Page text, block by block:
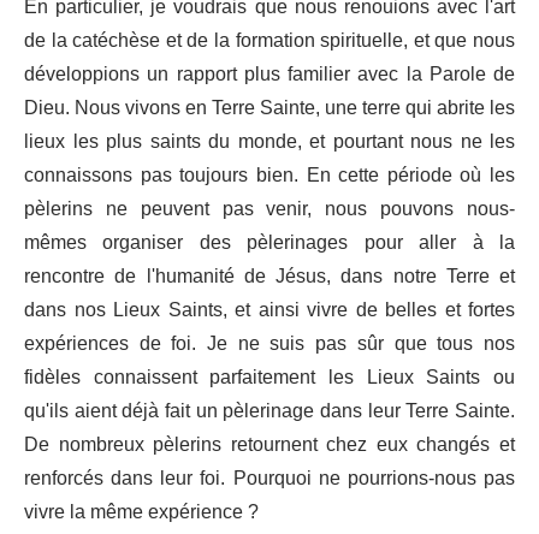
de la catéchèse et de la formation spirituelle, et que nous
développions un rapport plus familier avec la Parole de
Dieu. Nous vivons en Terre Sainte, une terre qui abrite les
lieux les plus saints du monde, et pourtant nous ne les
connaissons pas toujours bien. En cette période où les
pèlerins ne peuvent pas venir, nous pouvons nous-
mêmes organiser des pèlerinages pour aller à la
rencontre de l'humanité de Jésus, dans notre Terre et
dans nos Lieux Saints, et ainsi vivre de belles et fortes
expériences de foi. Je ne suis pas sûr que tous nos
fidèles connaissent parfaitement les Lieux Saints ou
qu'ils aient déjà fait un pèlerinage dans leur Terre Sainte.
De nombreux pèlerins retournent chez eux changés et
renforcés dans leur foi. Pourquoi ne pourrions-nous pas
vivre la même expérience ?